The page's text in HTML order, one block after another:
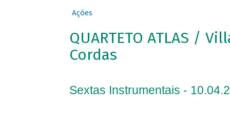
Ações
QUARTETO ATLAS /
Cordas
Sextas Instrumentais -